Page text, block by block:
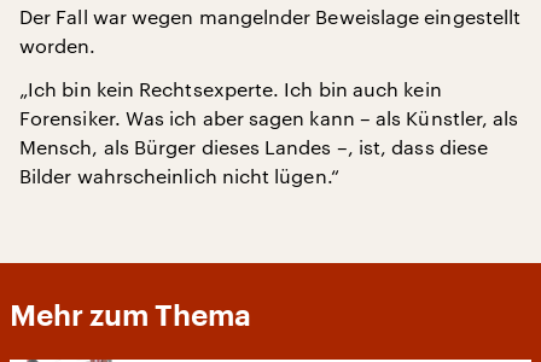
Der Fall war wegen mangelnder Beweislage eingestellt
worden.
„Ich bin kein Rechtsexperte. Ich bin auch kein
Forensiker. Was ich aber sagen kann – als Künstler, als
Mensch, als Bürger dieses Landes –, ist, dass diese
Bilder wahrscheinlich nicht lügen.“
Mehr zum Thema